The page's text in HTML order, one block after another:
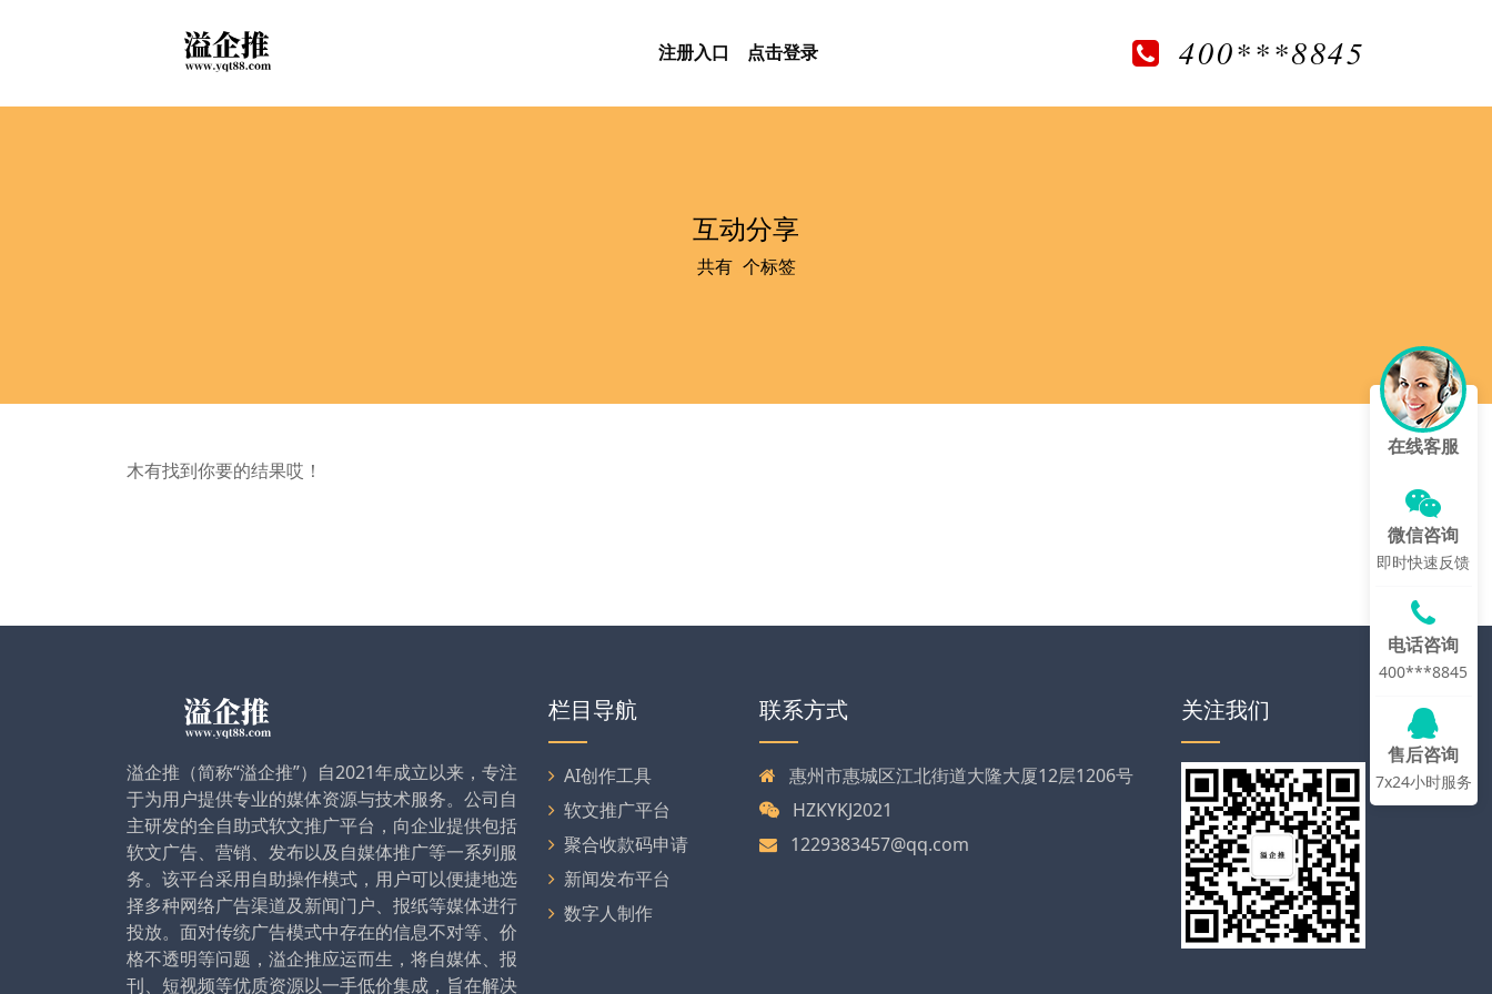
注册入口 点击登录 400***8845
互动分享
共有0 个标签
木有找到你要的结果哎！
溢企推（简称“溢企推”）自2021年成立以来，专注
于为用户提供专业的媒体资源与技术服务。公司自
主研发的全自助式软文推广平台，向企业提供包括
软文广告、营销、发布以及自媒体推广等一系列服
务。该平台采用自助操作模式，用户可以便捷地选
择多种网络广告渠道及新闻门户、报纸等媒体进行
投放。面对传统广告模式中存在的信息不对等、价
格不透明等问题，溢企推应运而生，将自媒体、报
刊、短视频等优质资源以一手低价集成，旨在解决
栏目导航
AI创作工具
软文推广平台
聚合收款码申请
新闻发布平台
数字人制作
联系方式
惠州市惠城区江北街道大隆大厦12层1206号
HZKYKJ2021
1229383457@qq.com
关注我们
在线客服
微信咨询
即时快速反馈
电话咨询
400***8845
售后咨询
7x24小时服务